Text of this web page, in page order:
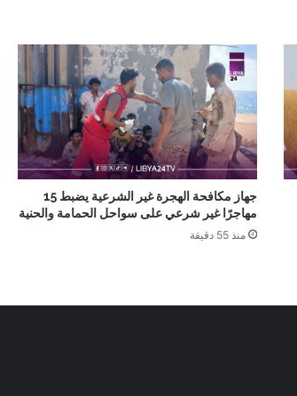
جهاز مكافحة الهجرة غير الشرعية يضبط 15
مهاجرًا غير شرعي على سواحل الحمامة والحنية
منذ 55 دقيقة